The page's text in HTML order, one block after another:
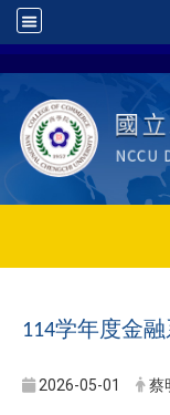
114学年度金
2026-05-01 蔡